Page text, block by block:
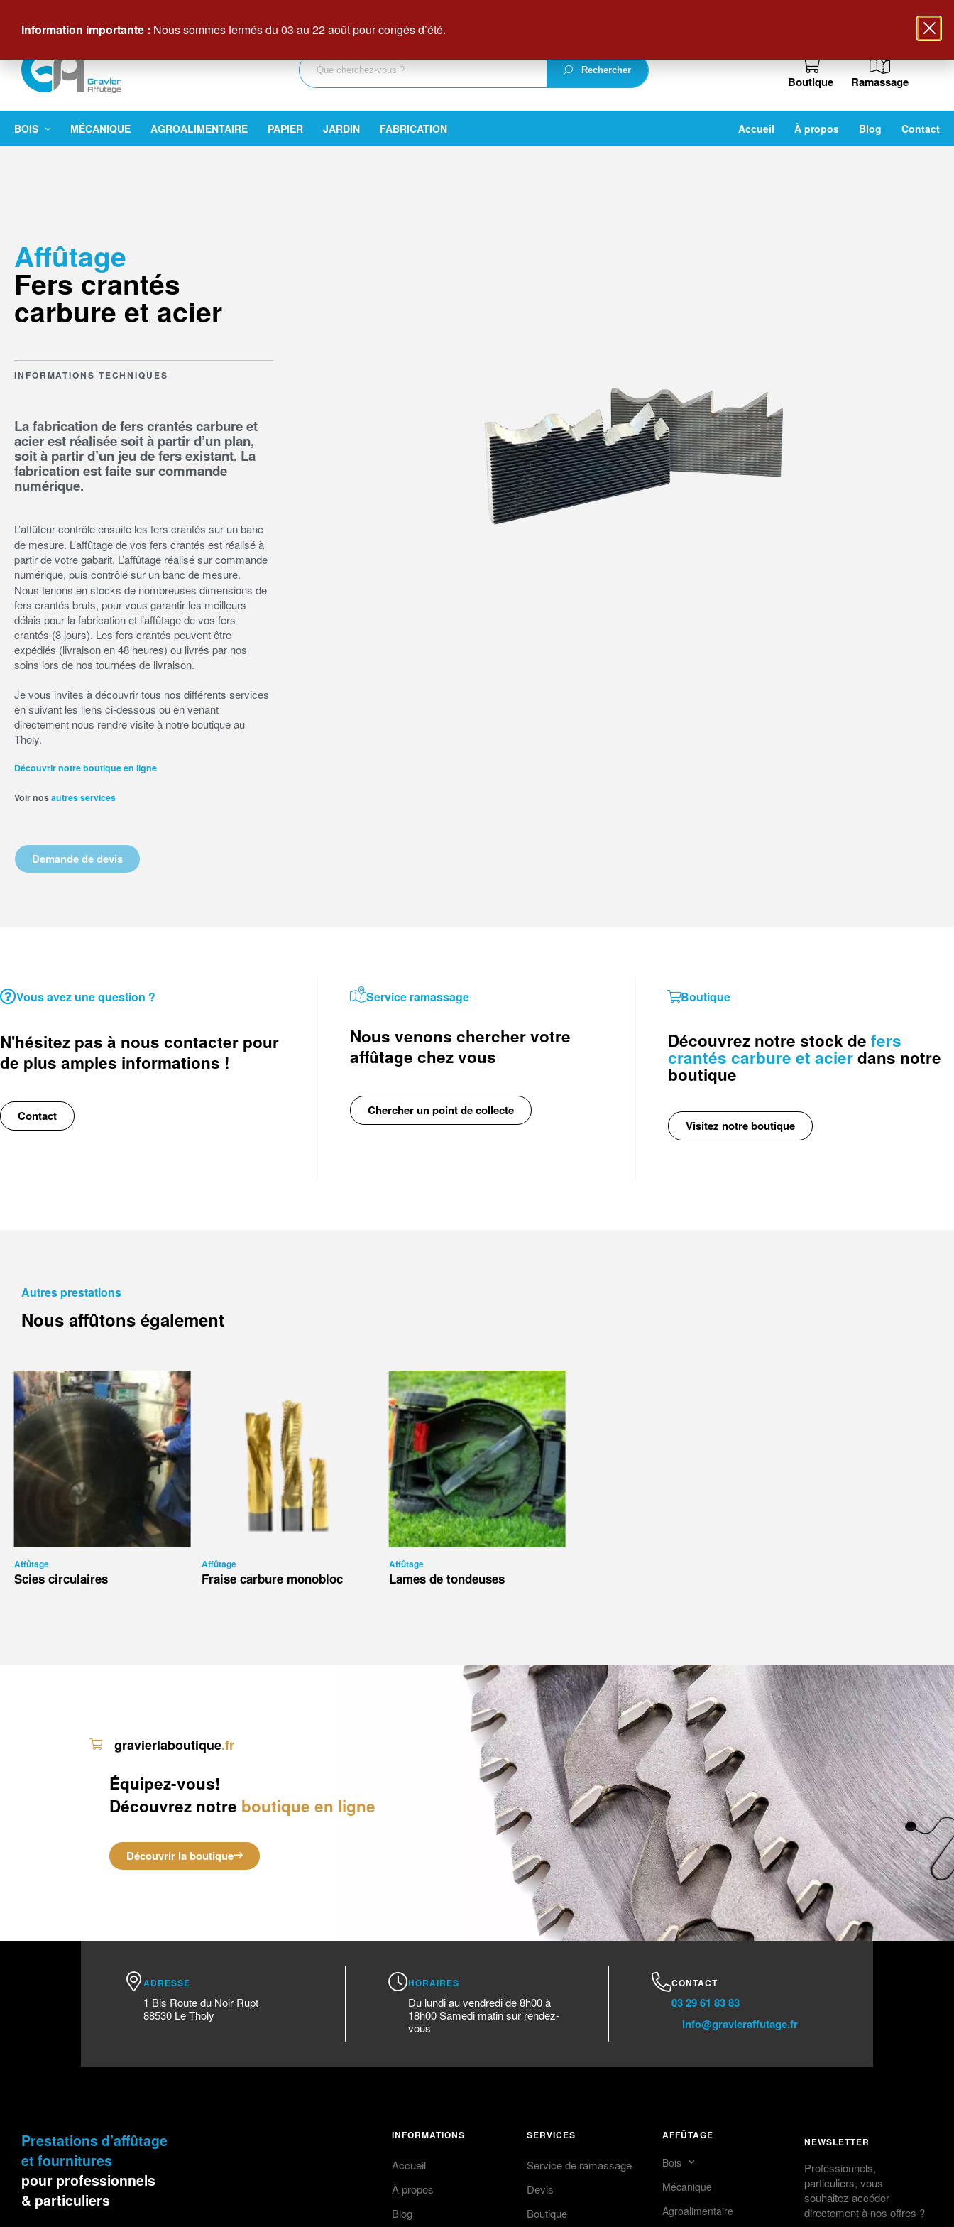
Rechercher
Boutique Ramassage
BOIS
1ᵉ̀ʳᵉ transformation
Découvir les produits
MÉCANIQUE AGROALIMENTAIRE PAPIER JARDIN FABRICATION Accueil À propos Blog Contact
Affûtage
Fers crantés
carbure et acier
INFORMATIONS TECHNIQUES
La fabrication de fers crantés carbure et
acier est réalisée soit à partir d’un plan,
soit à partir d’un jeu de fers existant. La
fabrication est faite sur commande
numérique.
L’affûteur contrôle ensuite les fers crantés sur un banc
de mesure. L’affûtage de vos fers crantés est réalisé à
partir de votre gabarit. L’affûtage réalisé sur commande
numérique, puis contrôlé sur un banc de mesure.
Nous tenons en stocks de nombreuses dimensions de
fers crantés bruts, pour vous garantir les meilleurs
délais pour la fabrication et l’affûtage de vos fers
crantés (8 jours). Les fers crantés peuvent être
expédiés (livraison en 48 heures) ou livrés par nos
soins lors de nos tournées de livraison.
Je vous invites à découvrir tous nos différents services
en suivant les liens ci-dessous ou en venant
directement nous rendre visite à notre boutique au
Tholy.
Découvrir notre boutique en ligne
Voir nosautres services
Demande de devis
Vous avez une question ?
N'hésitez pas à nous contacter pour
de plus amples informations !
Contact
Service ramassage
Nous venons chercher votre
affûtage chez vous
Chercher un point de collecte
Boutique
découvrez notre stock de fers
crantés carbure et acierdans notre
boutique
Visitez notre boutique
Autres prestations
Nous affûtons également
Affûtage
Scies circulaires
Affûtage
Fraise carbure monobloc
Affûtage
Lames de tondeuses
gravierlaboutique.fr
Équipez-vous!
Découvrez notre boutique en ligne
Découvrir la boutique
ADRESSE
1 Bis Route du Noir Rupt
88530 Le Tholy
HORAIRES
Du lundi au vendredi de 8h00 à
18h00 Samedi matin sur rendez-
vous
CONTACT
03 29 61 83 83
info@gravieraffutage.fr​
Prestations d’affûtage
et fournitures
pour professionnels
& particuliers
INFORMATIONS
Accueil
À propos
Blog
SERVICES
Service de ramassage
Devis
Boutique
AFFÛTAGE
Bois
Mécanique
Agroalimentaire
NEWSLETTER
Professionnels,
particuliers, vous
souhaitez accéder
directement à nos offres ?
Information importante : Nous sommes fermés du 03 au 22 août pour congés d’été.